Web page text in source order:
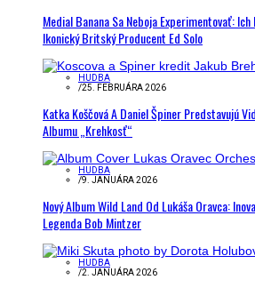
Medial Banana Sa Neboja Experimentovať:
Ikonický Britský Producent Ed Solo
HUDBA
/25. FEBRUÁRA 2026
Katka Koščová A Daniel Špiner Predstavujú
Albumu „Krehkosť“
HUDBA
/9. JANUÁRA 2026
Nový Album Wild Land Od Lukáša Oravca:
Legenda Bob Mintzer
HUDBA
/2. JANUÁRA 2026